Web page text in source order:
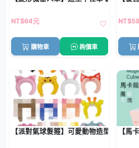
NT$64元
購物車 詢價車
【派對氣球髮箍】可愛動物造型-鋁膜氣
【馬